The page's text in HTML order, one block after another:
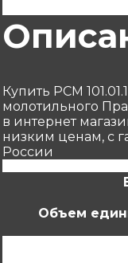
Купить РСМ
молотильного
в интернет
низким ценам, с
России
Объем